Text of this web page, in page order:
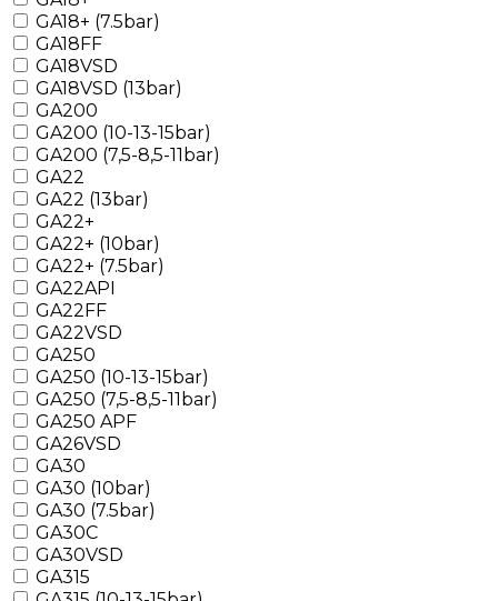
GA18+ (7.5bar)
GA18FF
GA18VSD
GA18VSD (13bar)
GA200
GA200 (10-13-15bar)
GA200 (7,5-8,5-11bar)
GA22
GA22 (13bar)
GA22+
GA22+ (10bar)
GA22+ (7.5bar)
GA22API
GA22FF
GA22VSD
GA250
GA250 (10-13-15bar)
GA250 (7,5-8,5-11bar)
GA250 APF
GA26VSD
GA30
GA30 (10bar)
GA30 (7.5bar)
GA30C
GA30VSD
GA315